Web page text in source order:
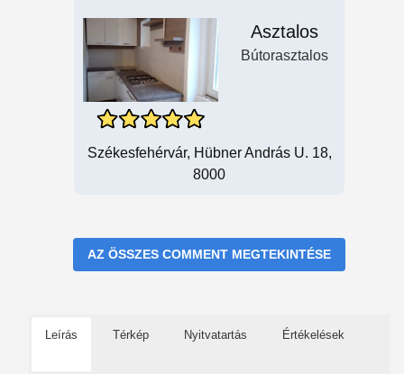
Asztalos
Bútorasztalos
Székesfehérvár, Hübner András U. 18,
8000
AZ ÖSSZES COMMENT MEGTEKINTÉSE
Leírás Térkép Nyitvatartás Értékelések